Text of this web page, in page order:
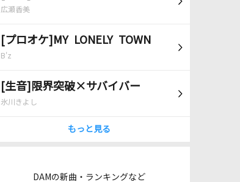
広瀬香美
[プロオケ]MY LONELY TOWN
B'z
[生音]限界突破×サバイバー
氷川きよし
もっと見る
DAMの新曲・ランキングなど